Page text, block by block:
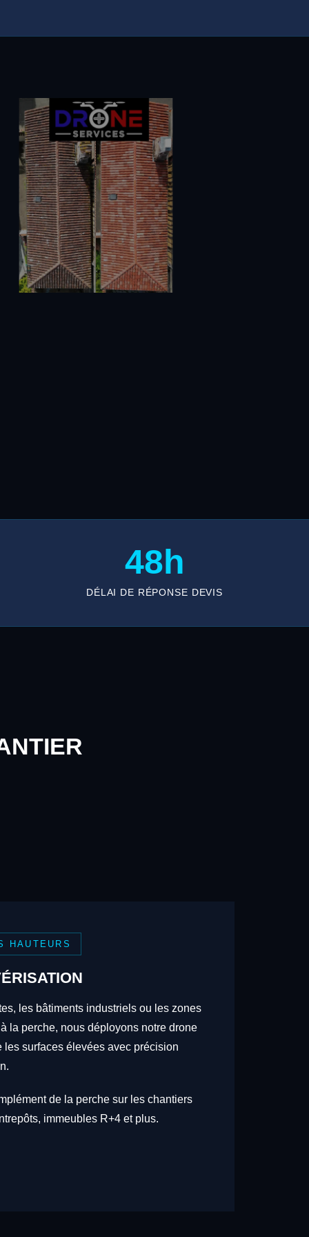
48h
DÉLAI DE RÉPONSE DEVIS
HAUTEURS
les bâtiments industriels ou les zones
la perche, nous déployons notre drone
les surfaces élevées avec précision
de la perche sur les chantiers
immeubles R+4 et plus.